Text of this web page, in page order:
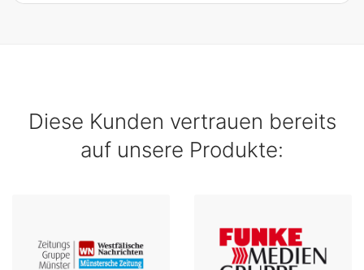
Diese Kunden vertrauen bereits
auf unsere Produkte: